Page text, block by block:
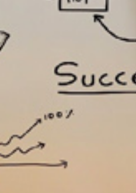
رزومه
مشاغل